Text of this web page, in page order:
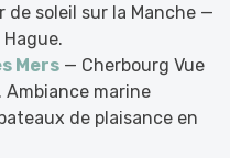
de soleil sur la Manche —
Mers — Cherbourg Vue
marine
de plaisance en